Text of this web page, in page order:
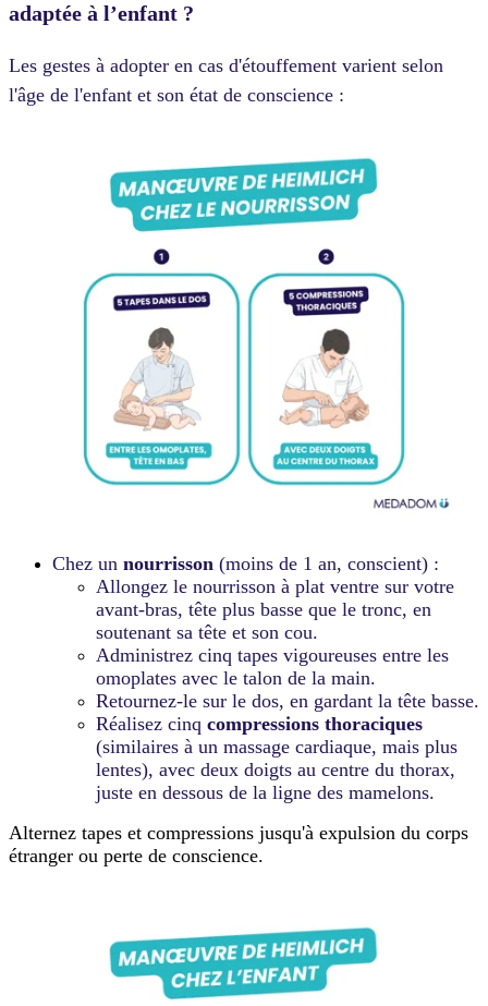
adaptée à l’enfant ?
Les gestes à adopter en cas d'étouffement varient selon
l'âge de l'enfant et son état de conscience :
Chez un nourrisson (moins de 1 an, conscient) :
Allongez le nourrisson à plat ventre sur votre
avant-bras, tête plus basse que le tronc, en
soutenant sa tête et son cou.
Administrez cinq tapes vigoureuses entre les
omoplates avec le talon de la main.
Retournez-le sur le dos, en gardant la tête basse.
Réalisez cinq compressions thoraciques
(similaires à un massage cardiaque, mais plus
lentes), avec deux doigts au centre du thorax,
juste en dessous de la ligne des mamelons.
Alternez tapes et compressions jusqu'à expulsion du corps
étranger ou perte de conscience.